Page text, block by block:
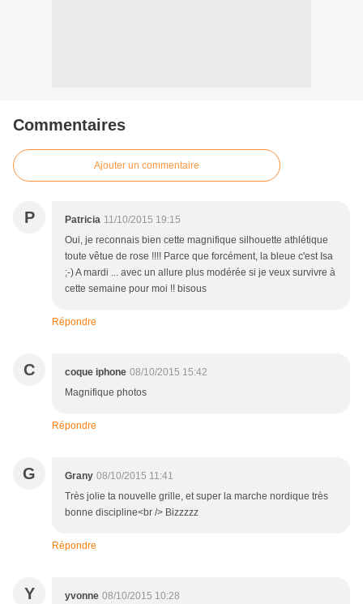
Commentaires
Ajouter un commentaire
P Patricia 11/10/2015 19:15
Oui, je reconnais bien cette magnifique silhouette athlétique
toute vêtue de rose !!!! Parce que forcément, la bleue c'est Isa
;-) A mardi ... avec un allure plus modérée si je veux survivre à
cette semaine pour moi !! bisous
Répondre
C coque iphone 08/10/2015 15:42
Magnifique photos
Répondre
G Grany 08/10/2015 11:41
Très jolie ta nouvelle grille, et super la marche nordique très
bonne discipline<br /> Bizzzzz
Répondre
Y yvonne 08/10/2015 10:28